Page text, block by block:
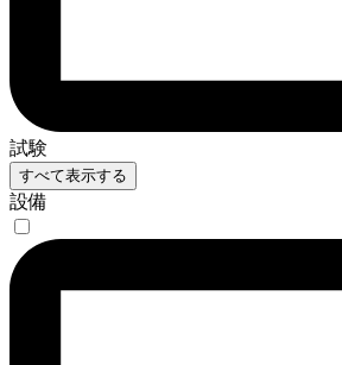
試験
すべて表示する
設備